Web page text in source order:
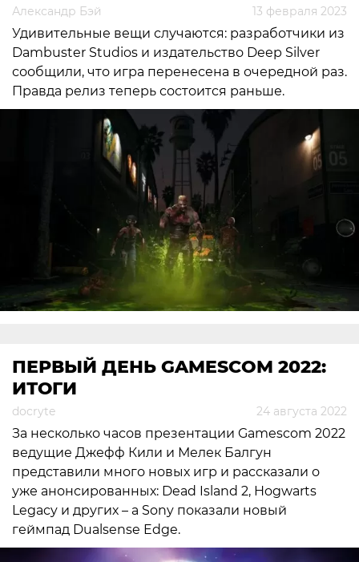
Александр Бэй 13 февраля 2023
Удивительные вещи случаются: разработчики из
Dambuster Studios и издательство Deep Silver
сообщили, что игра перенесена в очередной раз.
Правда релиз теперь состоится раньше.
ПЕРВЫЙ ДЕНЬ GAMESCOM 2022:
ИТОГИ
docryte 24 августа 2022
За несколько часов презентации Gamescom 2022
ведущие Джефф Кили и Мелек Балгун
представили много новых игр и рассказали о
уже анонсированных: Dead Island 2, Hogwarts
Legacy и других – а Sony показали новый
геймпад Dualsense Edge.